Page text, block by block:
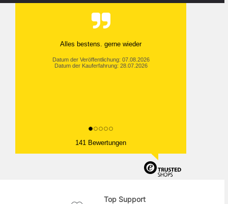
Alles bestens. gerne wieder
Datum der Veröffentlichung: 07.08.2026
Datum der Kauferfahrung: 28.07.2026
141 Bewertungen
Top Support